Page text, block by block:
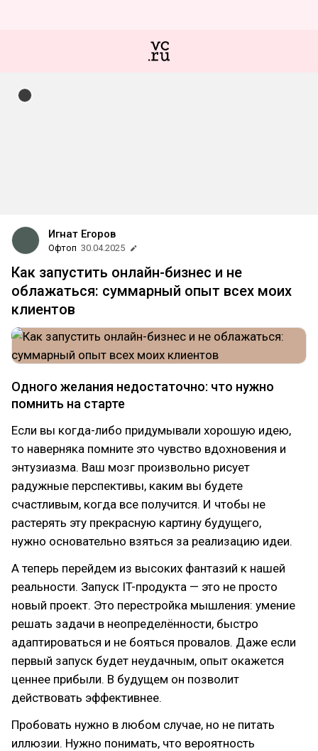
Игнат Егоров
Офтоп 30.04.2025
Как запустить онлайн-бизнес и не
облажаться: суммарный опыт всех моих
клиентов
Одного желания недостаточно: что нужно
помнить на старте
Если вы когда-либо придумывали хорошую идею,
то наверняка помните это чувство вдохновения и
энтузиазма. Ваш мозг произвольно рисует
радужные перспективы, каким вы будете
счастливым, когда все получится. И чтобы не
растерять эту прекрасную картину будущего,
нужно основательно взяться за реализацию идеи.
А теперь перейдем из высоких фантазий к нашей
реальности. Запуск IT-продукта — это не просто
новый проект. Это перестройка мышления: умение
решать задачи в неопределённости, быстро
адаптироваться и не бояться провалов. Даже если
первый запуск будет неудачным, опыт окажется
ценнее прибыли. В будущем он позволит
действовать эффективнее.
Пробовать нужно в любом случае, но не питать
иллюзии. Нужно понимать, что вероятность